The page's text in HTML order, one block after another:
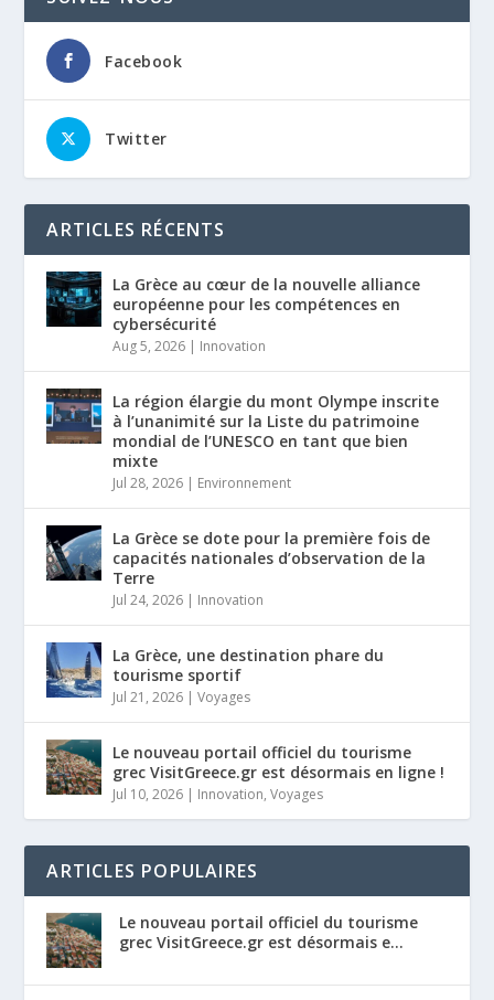
Facebook
Twitter
ARTICLES RÉCENTS
La Grèce au cœur de la nouvelle alliance
européenne pour les compétences en
cybersécurité
Aug 5, 2026 | Innovation
La région élargie du mont Olympe inscrite
à l’unanimité sur la Liste du patrimoine
mondial de l’UNESCO en tant que bien
mixte
Jul 28, 2026 | Environnement
La Grèce se dote pour la première fois de
capacités nationales d’observation de la
Terre
Jul 24, 2026 | Innovation
La Grèce, une destination phare du
tourisme sportif
Jul 21, 2026 |Voyages
Le nouveau portail officiel du tourisme
grec VisitGreece.gr est désormais en ligne !
Jul 10, 2026 | Innovation,Voyages
ARTICLES POPULAIRES
Le nouveau portail officiel du tourisme
grec VisitGreece.gr est désormais e...